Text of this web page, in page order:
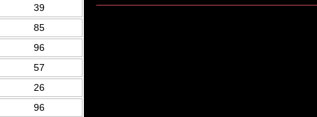
39
85
96
57
26
96